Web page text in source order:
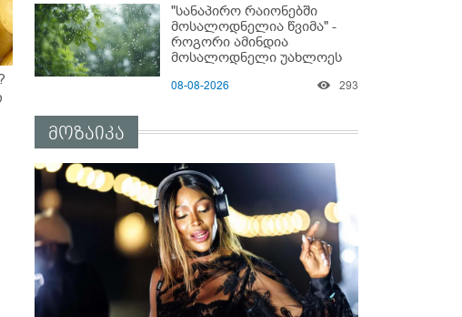
"სანაპირო რაიონებში
მოსალოდნელია წვიმა" -
როგორი ამინდია
მოსალოდნელი უახლოეს
08-08-2026 293
მოზაიკა